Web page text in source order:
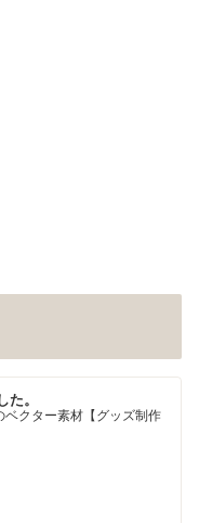
た。
ベクター素材【グッズ制作